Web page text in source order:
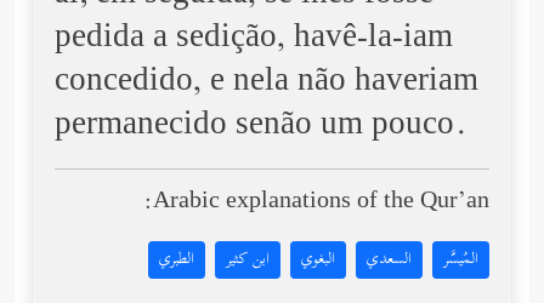
pedida a sedição, havê-la-iam
concedido, e nela não haveriam
permanecido senão um pouco.
Arabic explanations of the Qur’an:
المُيسَّر السعدي البغوي ابن كثير الطبري